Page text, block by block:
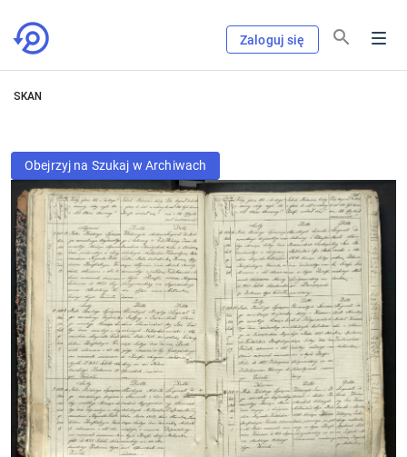
Zaloguj się
SKAN
Obejrzyj na Szukaj w Archiwach